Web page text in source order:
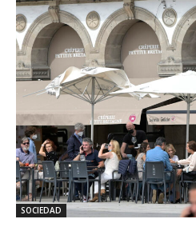
SOCIEDAD